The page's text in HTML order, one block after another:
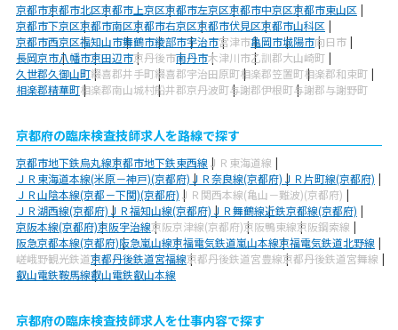
京都市京都市北区京都市上京区京都市左京区京都市中京区京都市東山区
京都市下京区京都市南区京都市右京区京都市伏見区京都市山科区
京都市西京区福知山市舞鶴市綾部市宇治市宮津市亀岡市城陽市向日市
長岡京市八幡市京田辺市京丹後市南丹市木津川市乙訓郡大山崎町
久世郡久御山町綴喜郡井手町綴喜郡宇治田原町相楽郡笠置町相楽郡和束町
相楽郡精華町相楽郡南山城村船井郡京丹波町与謝郡伊根町与謝郡与謝野町
京都府の臨床検査技師求人を路線で探す
京都市地下鉄烏丸線京都市地下鉄東西線 ＪＲ東海道線
ＪＲ東海道本線(米原－神戸)(京都府)ＪＲ奈良線(京都府)ＪＲ片町線(京都府)
ＪＲ山陰本線(京都－下関)(京都府) ＪＲ関西本線(亀山－難波)(京都府)
ＪＲ湖西線(京都府)ＪＲ福知山線(京都府)ＪＲ舞鶴線近鉄京都線(京都府)
京阪本線(京都府)京阪宇治線京阪京津線(京都府)京阪鴨東線京阪鋼索線
阪急京都本線(京都府)阪急嵐山線京福電気鉄道嵐山本線京福電気鉄道北野線
嵯峨野観光鉄道京都丹後鉄道宮福線京都丹後鉄道宮豊線京都丹後鉄道宮舞線
叡山電鉄鞍馬線叡山電鉄叡山本線
京都府の臨床検査技師求人を仕事内容で探す